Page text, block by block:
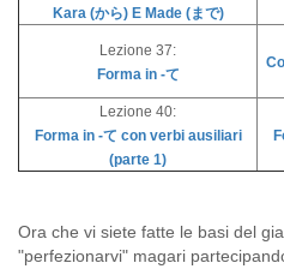
Kara (から) E Made (まで)
Lezione 37:
Forma in -て
Lezione 40:
Forma in -て con verbi ausiliari
(parte 1)
Ora che vi siete fatte le basi del
"perfezionarvi" magari